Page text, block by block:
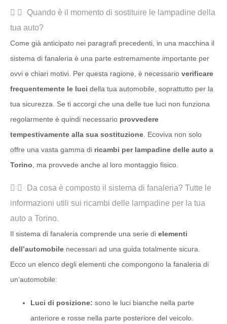
Quando è il momento di sostituire le lampadine della
tua auto?
Come già anticipato nei paragrafi precedenti, in una macchina il
sistema di fanaleria è una parte estremamente importante per
ovvi e chiari motivi. Per questa ragione, è necessario verificare
frequentemente le luci della tua automobile, soprattutto per la
tua sicurezza. Se ti accorgi che una delle tue luci non funziona
regolarmente è quindi necessario provvedere
tempestivamente alla sua sostituzione . Ecoviva non solo
offre una vasta gamma di ricambi per lampadine delle auto a
Torino , ma provvede anche al loro montaggio fisico.
Da cosa è composto il sistema di fanaleria? Tutte le
informazioni utili sui ricambi delle lampadine per la tua
auto a Torino.
Il sistema di fanaleria comprende una serie di elementi
dell’automobile necessari ad una guida totalmente sicura.
Ecco un elenco degli elementi che compongono la fanaleria di
un’automobile:
Luci di posizione: sono le luci bianche nella parte
anteriore e rosse nella parte posteriore del veicolo.